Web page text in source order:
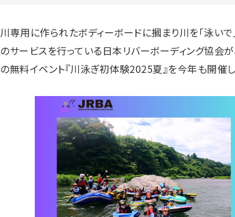
川専用に作られたボディーボードに摑まり川を「泳いで
のサービスを行っている日本リバーボーディング協会
の無料イベント『川泳ぎ初体験2025夏』を今年も開催し